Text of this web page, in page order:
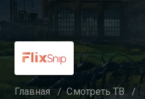
Главная / Смотреть ТВ /